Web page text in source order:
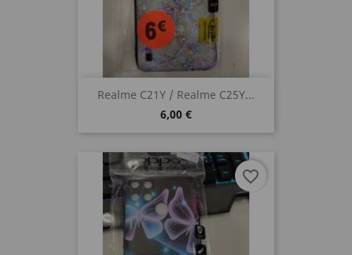
Realme C21Y / Realme C25Y...
6,00 €
favorite_border